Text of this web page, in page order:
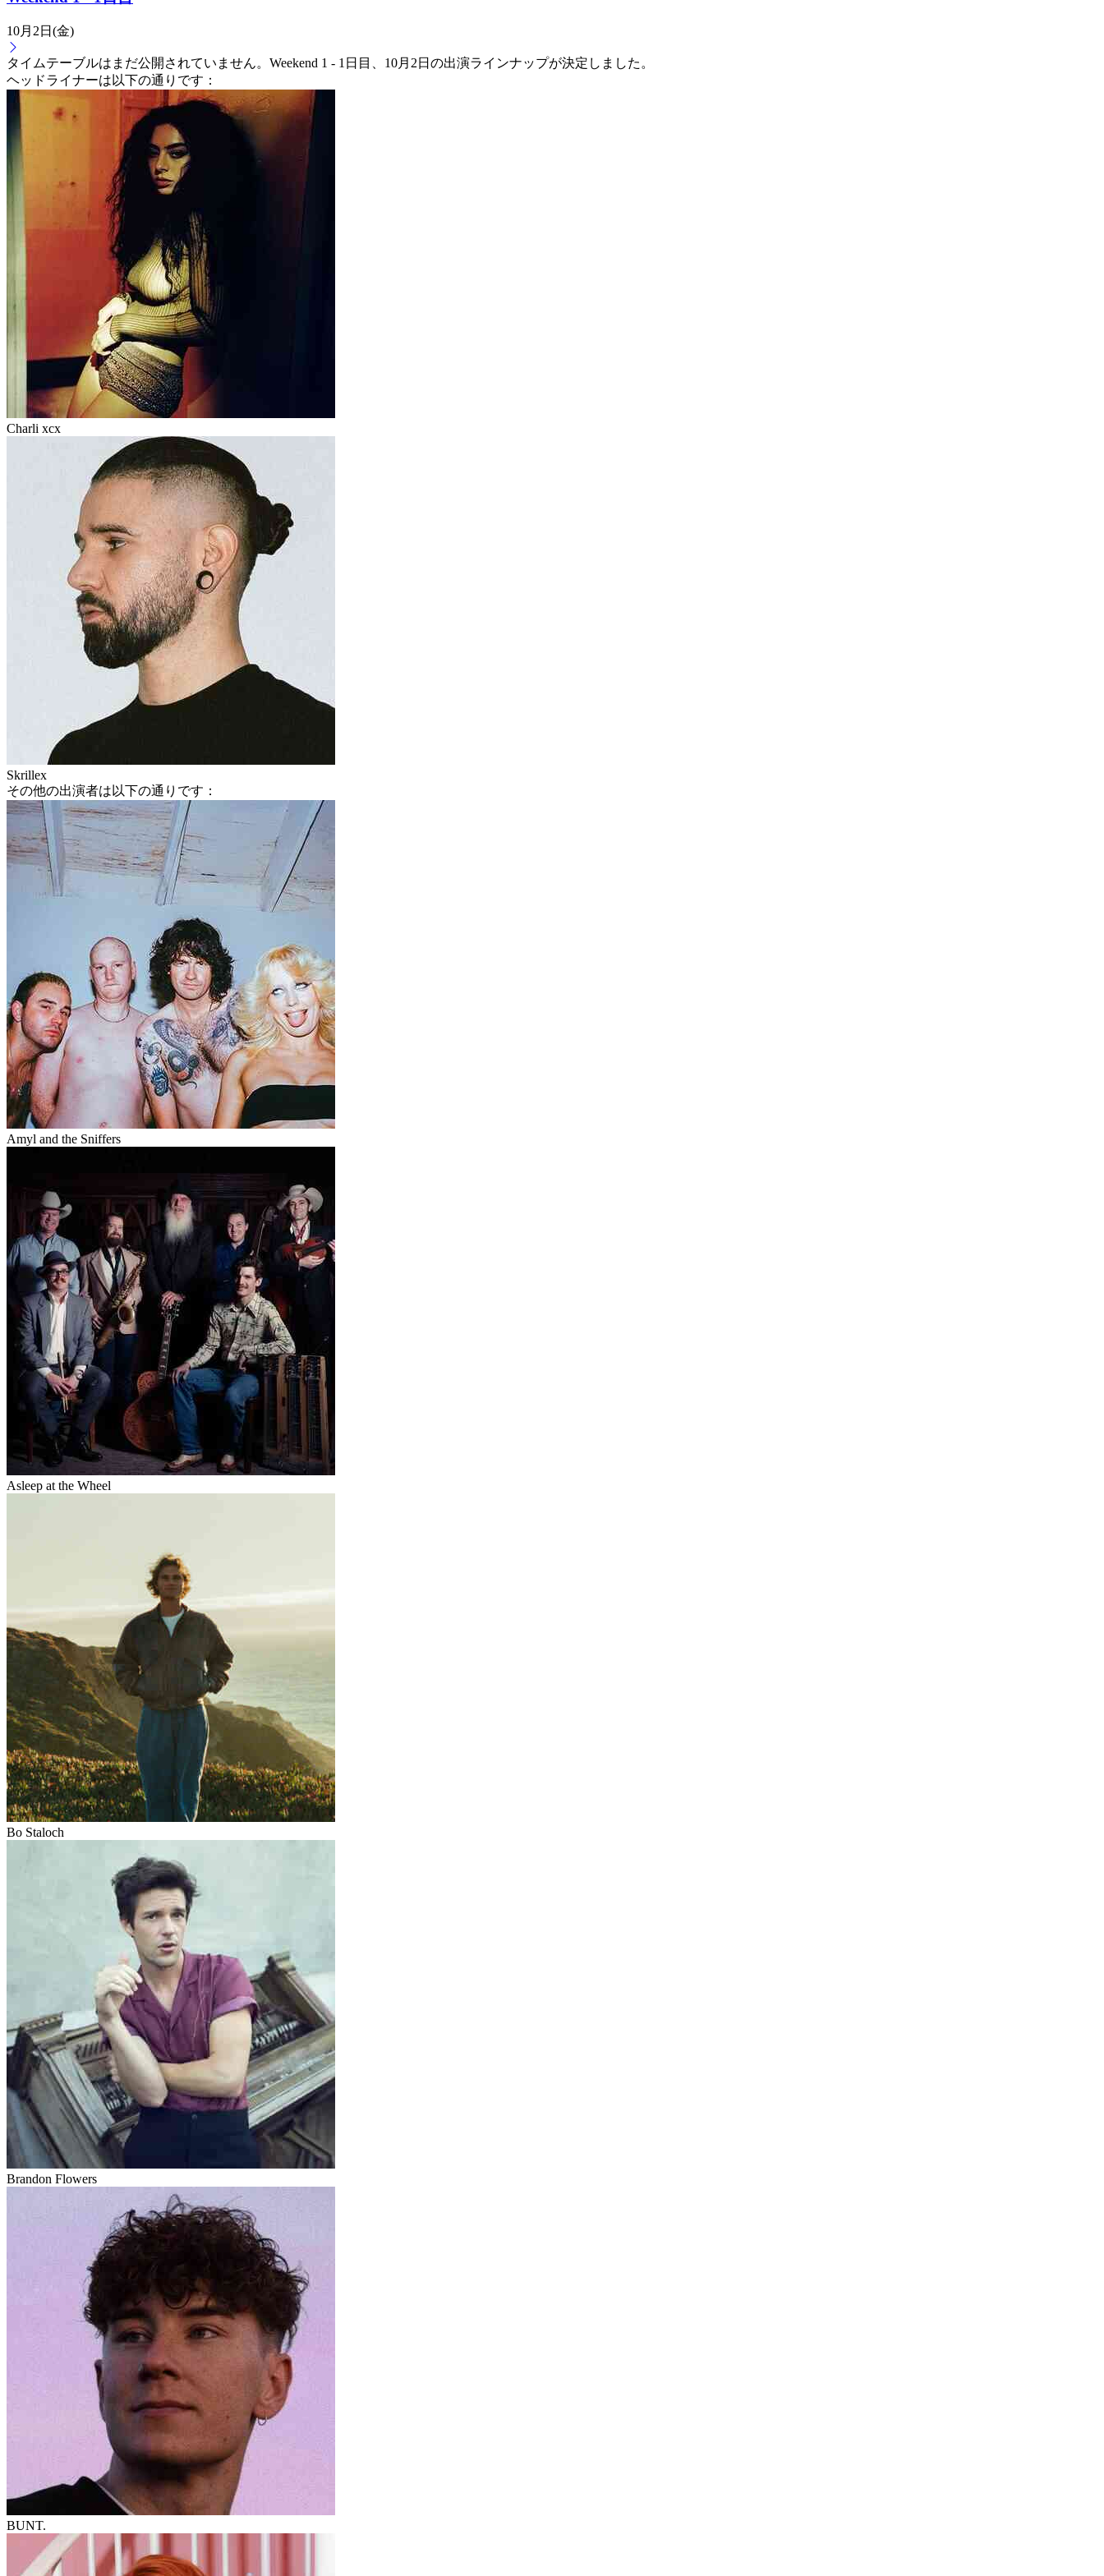
10月2日(金)
タイムテーブルはまだ公開されていません。Weekend 1 - 1日目、10月2日の出演ラインナップが決定しました。
ヘッドライナーは以下の通りです：
Charli xcx
Skrillex
その他の出演者は以下の通りです：
Amyl and the Sniffers
Asleep at the Wheel
Bo Staloch
Brandon Flowers
BUNT.